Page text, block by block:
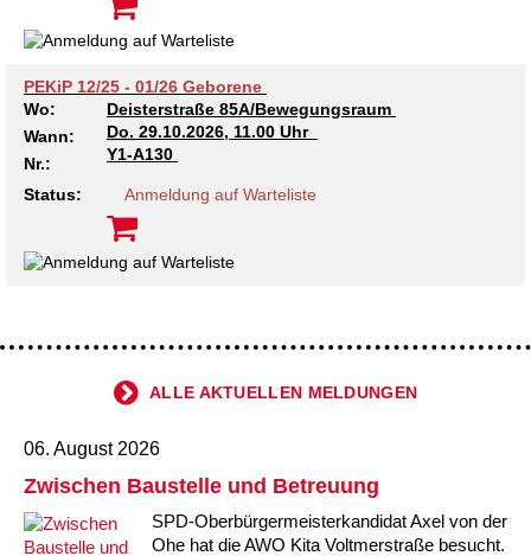
PEKiP 12/25 - 01/26 Geborene
Wo:
Deisterstraße 85A/Bewegungsraum
Wann:
Do. 29.10.2026, 11.00 Uhr
Nr.:
Y1-A130
Status: Anmeldung auf Warteliste
ALLE AKTUELLEN MELDUNGEN
06. August 2026
Zwischen Baustelle und Betreuung
SPD-Oberbürgermeisterkandidat Axel von der
Ohe hat die AWO Kita Voltmerstraße besucht.